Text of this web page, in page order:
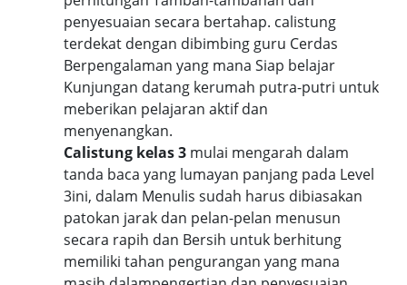
penyesuaian secara bertahap. calistung
terdekat dengan dibimbing guru Cerdas
Berpengalaman yang mana Siap belajar
Kunjungan datang kerumah putra-putri untuk
meberikan pelajaran aktif dan
menyenangkan.
Calistung kelas 3 mulai mengarah dalam
tanda baca yang lumayan panjang pada Level
3ini, dalam Menulis sudah harus dibiasakan
patokan jarak dan pelan-pelan menusun
secara rapih dan Bersih untuk berhitung
memiliki tahan pengurangan yang mana